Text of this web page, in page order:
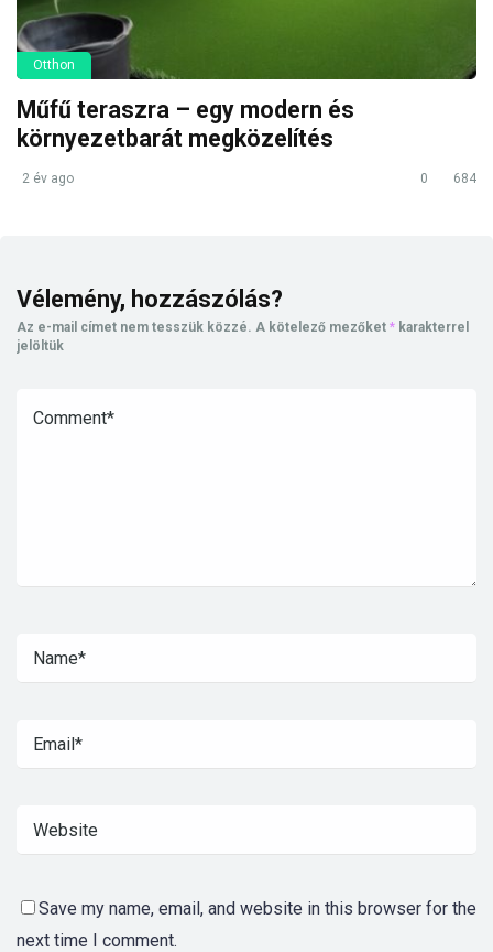
Otthon
Műfű teraszra – egy modern és
környezetbarát megközelítés
2 év ago 0 684
Vélemény, hozzászólás?
Az e-mail címet nem tesszük közzé. A kötelező mezőket * karakterrel
jelöltük
Save my name, email, and website in this browser for the
next time I comment.